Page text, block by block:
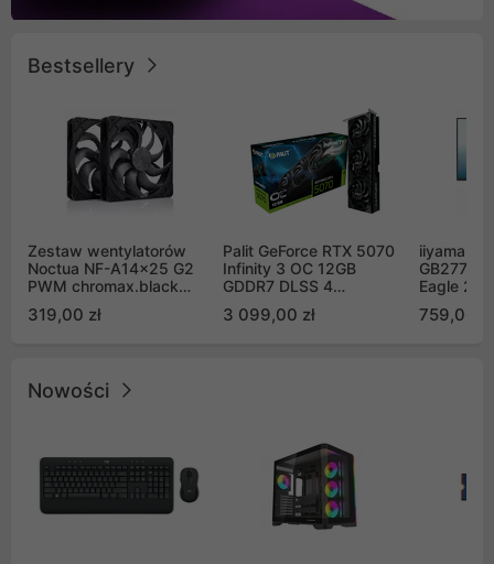
Bestsellery
Zestaw wentylatorów
Noctua NF-A14x25 G2
PWM chromax.black
Push Pull (2szt)
319,00 zł
Palit GeForce RTX 5070
Infinity 3 OC 12GB
GDDR7 DLSS 4
GB2050S)
3 099,00 zł
iiyama G-
Eagle 27"
759,00 zł
Nowości